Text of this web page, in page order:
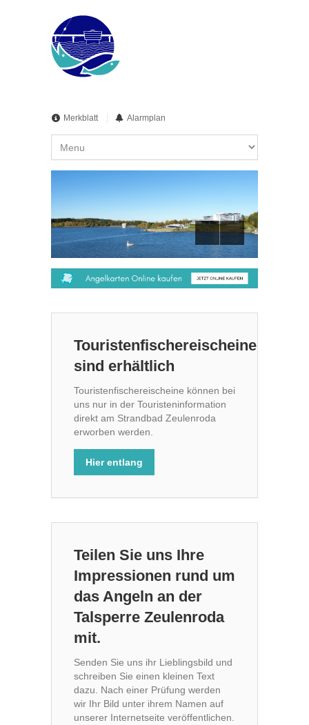
Merkblatt Alarmplan
Touristenfischereischeine
sind erhältlich
Touristenfischereischeine können bei
uns nur in der Touristeninformation
direkt am Strandbad Zeulenroda
erworben werden.
Hier entlang
Teilen Sie uns Ihre
Impressionen rund um
das Angeln an der
Talsperre Zeulenroda
mit.
Senden Sie uns ihr Lieblingsbild und
schreiben Sie einen kleinen Text
dazu. Nach einer Prüfung werden
wir Ihr Bild unter ihrem Namen auf
unserer Internetseite veröffentlichen.